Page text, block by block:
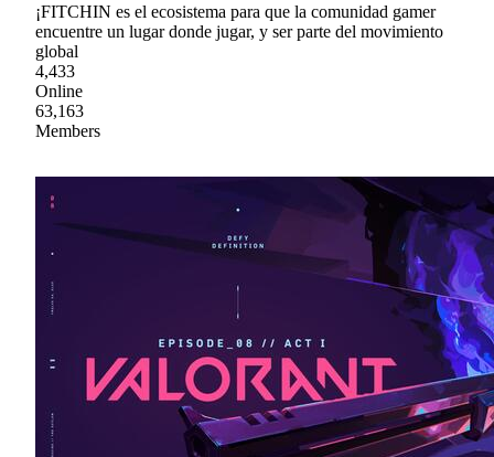
¡FITCHIN es el ecosistema para que la comunidad gamer
encuentre un lugar donde jugar, y ser parte del movimiento
global
4,433
Online
63,163
Members